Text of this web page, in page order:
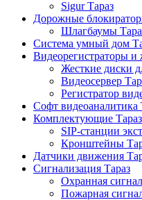
Sigur Тараз
Дорожные
Шлагбаумы
Система умный дом
Видеорегистраторы и
Жесткие диски
Видеосервер
Регистратор
Софт видеоаналитика
Комплектующие Тараз
SIP-станции
Кронштейны
Датчики движения
Сигнализация Тараз
Охранная
Пожарная